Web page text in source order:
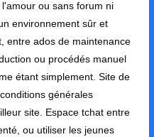
ou sans forum ni
environnement sûr et
entre ados de maintenance
ou procédés manuel
étant simplement. Site de
générales
site. Espace tchat entre
ou utiliser les jeunes